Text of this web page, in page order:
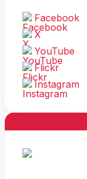
Facebook
X
YouTube
Flickr
Instagram